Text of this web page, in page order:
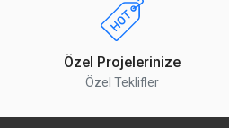
Özel Projelerinize
Özel Teklifler